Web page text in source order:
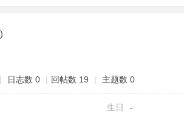
| 日志数 0 | 回帖数 19 | 主题数 0
生日 -